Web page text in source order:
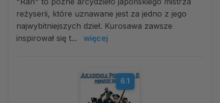
reżyserii, które uznawane jest za jedno z jego
najwybitniejszych dzieł. Kurosawa zawsze
inspirował się t...
więcej
6.1